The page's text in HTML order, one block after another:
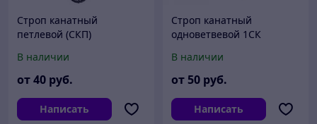
Строп канатный
петлевой (СКП)
В наличии
от40 руб.
Написать
Строп канатный
одноветвевой 1СК
В наличии
от 50 руб.
Написать